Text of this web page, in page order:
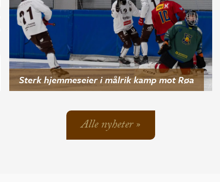
Sterk hjemmeseier i målrik kamp mot Røa
Alle nyheter »